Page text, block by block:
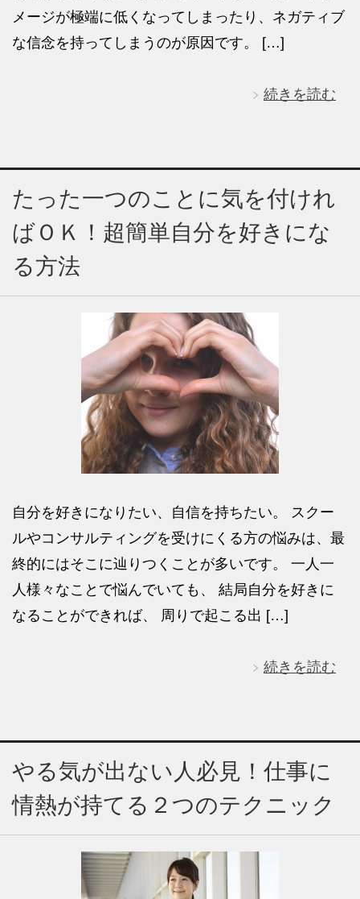
メージが極端に低くなってしまったり、ネガティブ
な信念を持ってしまうのが原因です。 […]
続きを読む
たった一つのことに気を付けれ
ばＯＫ！超簡単自分を好きにな
る方法
自分を好きになりたい、自信を持ちたい。 スクー
ルやコンサルティングを受けにくる方の悩みは、最
終的にはそこに辿りつくことが多いです。 一人一
人様々なことで悩んでいても、 結局自分を好きに
なることができれば、 周りで起こる出 […]
続きを読む
やる気が出ない人必見！仕事に
情熱が持てる２つのテクニック